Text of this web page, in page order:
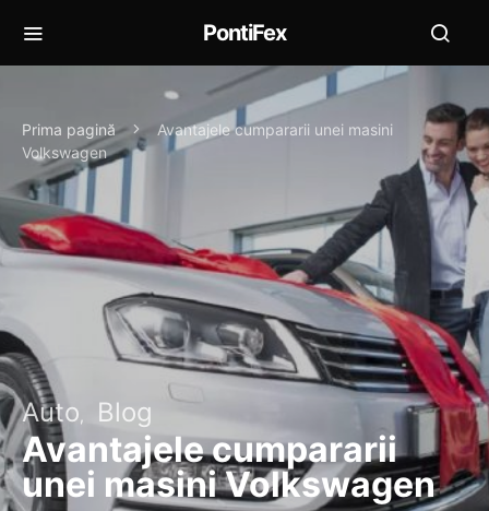
PontiFex
Prima pagină
Avantajele cumpararii unei masini
Volkswagen
Auto Blog
Avantajele cumpararii
unei masini Volkswagen